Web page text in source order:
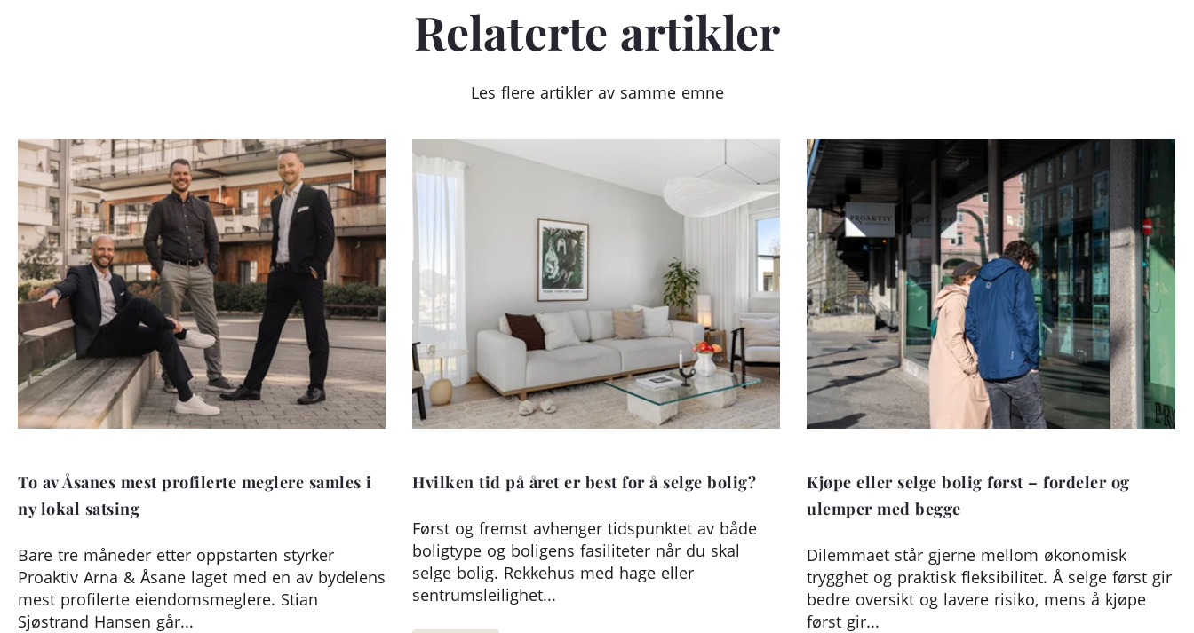
Relaterte artikler
Les flere artikler av samme emne
To av Åsanes mest profilerte meglere samles i
ny lokal satsing
Bare tre måneder etter oppstarten styrker
Proaktiv Arna & Åsane laget med en av bydelens
mest profilerte eiendomsmeglere. Stian
Sjøstrand Hansen går...
Hvilken tid på året er best for å selge bolig?
Først og fremst avhenger tidspunktet av både
boligtype og boligens fasiliteter når du skal
selge bolig. Rekkehus med hage eller
sentrumsleilighet...
Kjøpe eller selge bolig først – fordeler og
ulemper med begge
Dilemmaet står gjerne mellom økonomisk
trygghet og praktisk fleksibilitet. Å selge først gir
bedre oversikt og lavere risiko, mens å kjøpe
først gir...